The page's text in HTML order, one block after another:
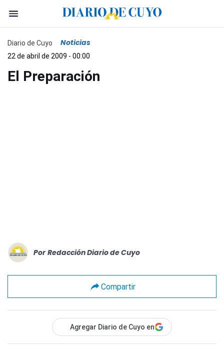
Diario de Cuyo Noticias
22 de abril de 2009 - 00:00
El Preparación
Por Redacción Diario de Cuyo
Compartir
Agregar Diario de Cuyo en